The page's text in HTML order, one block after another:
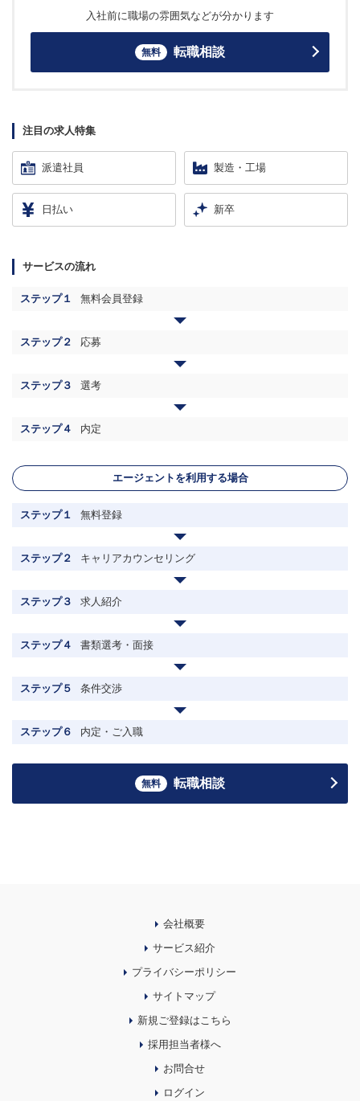
入社前に職場の雰囲気などが分かります
無料 転職相談
注目の求人特集
派遣社員 製造・工場
日払い 新卒
サービスの流れ
ステップ１ 無料会員登録
ステップ２ 応募
ステップ３ 選考
ステップ４ 内定
エージェントを利用する場合
ステップ１ 無料登録
ステップ２ キャリアカウンセリング
ステップ３ 求人紹介
ステップ４ 書類選考・面接
ステップ５ 条件交渉
ステップ６ 内定・ご入職
無料 転職相談
会社概要
サービス紹介
プライバシーポリシー
サイトマップ
新規ご登録はこちら
採用担当者様へ
お問合せ
ログイン